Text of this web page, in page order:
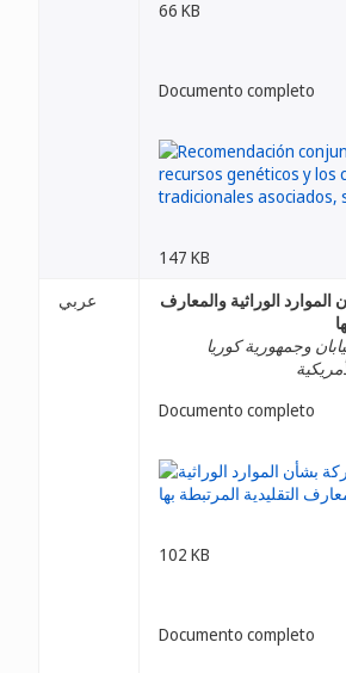
66 KB
Documento completo
147 KB
عربي
الوراثية والمعارف
وجمهورية كوريا
Documento completo
102 KB
Documento completo